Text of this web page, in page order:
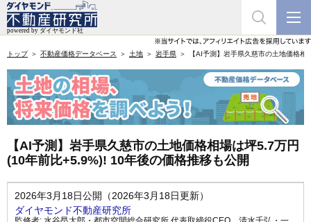
トップ 不動産価格データベース 土地 岩手県 【AI予測】岩手県久慈市の土地価格
【AI予測】岩手県久慈市の土地価格相場は坪5.7万円
(10年前比+5.9%)! 10年後の価格推移も公開
2026年3月18日公開（2026年3月18日更新）
ダイヤモンド不動産研究所